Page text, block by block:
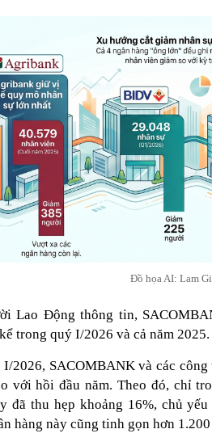
Đồ họa AI: Lam
Lao Động thông tin,
trong quý I/2026 và cả năm 2025.
2026, SACOMBANK và các
với hồi đầu năm. Theo đó, chỉ
đã thu hẹp khoảng 16%, chủ
hàng này cũng tinh gọn hơn 1.200